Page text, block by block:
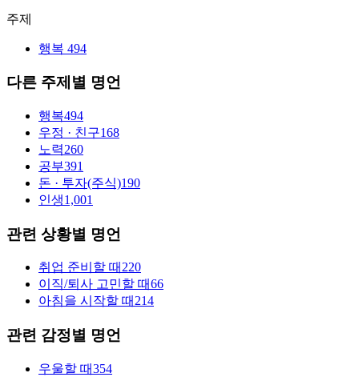
주제
행복 494
다른 주제별 명언
행복494
우정 · 친구168
노력260
공부391
돈 · 투자(주식)190
인생1,001
관련 상황별 명언
취업 준비할 때 220
이직/퇴사 고민할 때66
아침을 시작할 때 214
관련 감정별 명언
우울할 때354